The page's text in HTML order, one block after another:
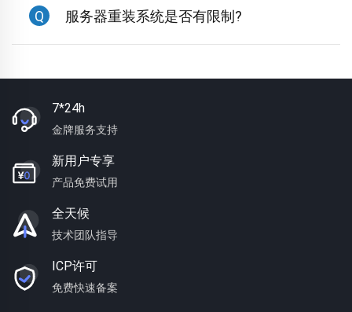
Q 服务器重装系统是否有限制?
7*24h
金牌服务支持
新用户专享
产品免费试用
全天候
技术团队指导
ICP许可
免费快速备案